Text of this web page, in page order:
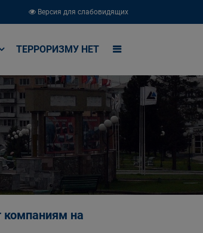
Версия для слабовидящих
ТЕРРОРИЗМУ НЕТ
компаниям на